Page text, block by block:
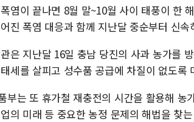
염이 끝나면 8월 말~10월 사이 태풍이 한
진 폭염 대응과 함께 지난달 중순부터 신
은 지난달 16일 충남 당진의 사과 농가를
세를 살피고 성수품 공급에 차질이 없도
부는 또 휴가철 재충전의 시간을 활용해 농
의 미래 등 중요한 농정 문제의 해법을 찾